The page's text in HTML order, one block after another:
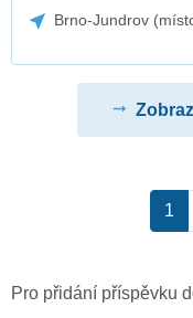
Brno-Jundrov
1
Pro přidání příspěvku